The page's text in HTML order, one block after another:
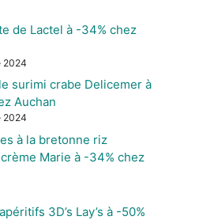
de Lactel à -34% chez
2024
surimi crabe Delicemer à
Auchan
2024
à la bretonne riz
Marie à -34% chez
3D’s Lay’s à -50%